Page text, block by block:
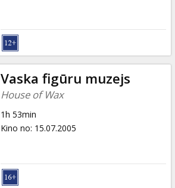
Vaska figūru muzejs
House of Wax
1h 53min
Kino no: 15.07.2005